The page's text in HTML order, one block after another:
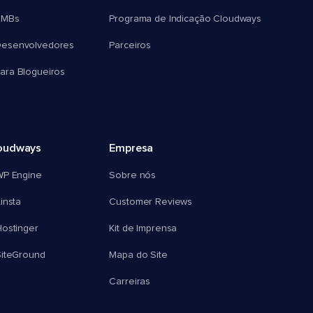
Blogueiros
Programa de Indicação Cloudways
Parceiros
Engine
Empresa
Sobre nós
Customer Reviews
Kit de Imprensa
Mapa do Site
Carreiras